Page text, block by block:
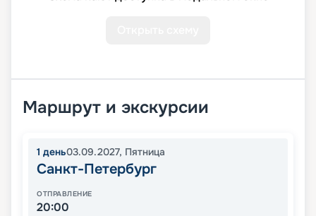
Маршрут и экскурсии
1 день03.09.2027, Пятница
Санкт-Петербург
ОТПРАВЛЕНИЕ
20:00